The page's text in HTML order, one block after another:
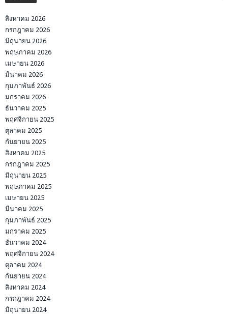
สิงหาคม 2026
กรกฎาคม 2026
มิถุนายน 2026
พฤษภาคม 2026
เมษายน 2026
มีนาคม 2026
กุมภาพันธ์ 2026
มกราคม 2026
ธันวาคม 2025
พฤศจิกายน 2025
ตุลาคม 2025
กันยายน 2025
สิงหาคม 2025
กรกฎาคม 2025
มิถุนายน 2025
พฤษภาคม 2025
เมษายน 2025
มีนาคม 2025
กุมภาพันธ์ 2025
มกราคม 2025
ธันวาคม 2024
พฤศจิกายน 2024
ตุลาคม 2024
กันยายน 2024
สิงหาคม 2024
กรกฎาคม 2024
มิถุนายน 2024